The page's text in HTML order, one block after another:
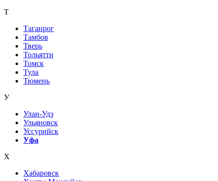
Т
Таганрог
Тамбов
Тверь
Тольятти
Томск
Тула
Тюмень
У
Улан-Удэ
Ульяновск
Уссурийск
Уфа
Х
Хабаровск